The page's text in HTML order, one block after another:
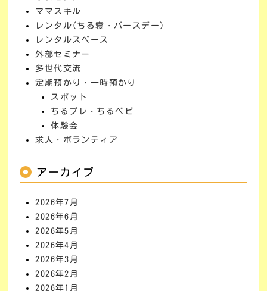
ママスキル
レンタル(ちる寝・バースデー)
レンタルスペース
外部セミナー
多世代交流
定期預かり・一時預かり
スポット
ちるプレ・ちるベビ
体験会
求人・ボランティア
アーカイブ
2026年7月
2026年6月
2026年5月
2026年4月
2026年3月
2026年2月
2026年1月